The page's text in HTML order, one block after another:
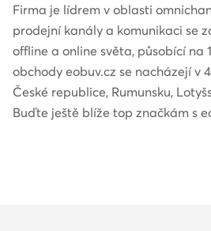
Firma je lídrem v oblasti
prodejní kanály a komunikaci se
offline a online světa, působící na
obchody eobuv.cz se nacházejí v
České republice, Rumunsku,
Buďte ještě blíže top značkám s